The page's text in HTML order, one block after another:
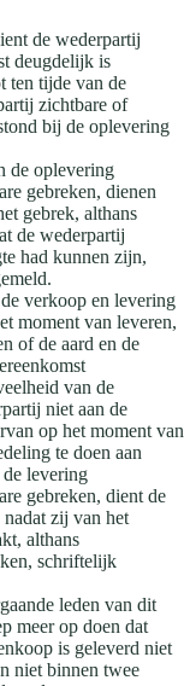
de wederpartij
deugdelijk is
ten tijde van de
zichtbare of
bij de oplevering
de oplevering
gebreken, dienen
gebrek, althans
de wederpartij
had kunnen zijn,
verkoop en levering
moment van leveren,
of de aard en de
van de
niet aan de
op het moment van
te doen aan
levering
gebreken, dient de
zij van het
althans
schriftelijk
leden van dit
meer op doen dat
is geleverd niet
niet binnen twee